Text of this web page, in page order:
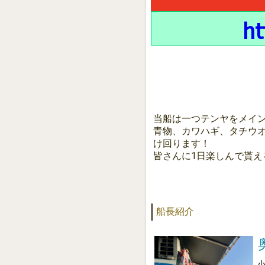
当船は一つテンヤをメイ
青物、カワハギ、タチウ
け回ります！
皆さんに1日楽しんで貰
船長紹介